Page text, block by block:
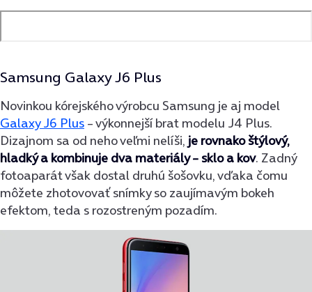
Samsung Galaxy J6 Plus
Novinkou kórejského výrobcu Samsung je aj model
Galaxy J6 Plus – výkonnejší brat modelu J4 Plus.
Dizajnom sa od neho veľmi nelíši, je rovnako štýlový,
hladký a kombinuje dva materiály – sklo a kov. Zadný
fotoaparát však dostal druhú šošovku, vďaka čomu
môžete zhotovovať snímky so zaujímavým bokeh
efektom, teda s rozostreným pozadím.